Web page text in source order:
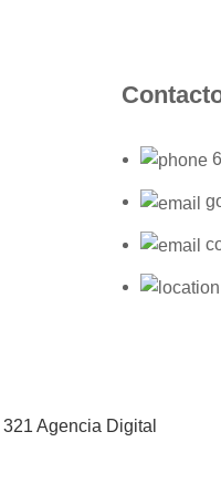
321 Agencia Digital